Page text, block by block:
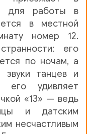
для работы в
в местной
номер 12.
его
по ночам, а
звуки танцев и
его удивляет
«13» — ведь
и датским
несчастливым